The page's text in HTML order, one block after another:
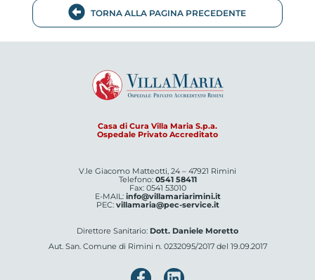
TORNA ALLA PAGINA PRECEDENTE
Casa di Cura Villa Maria S.p.a.
Ospedale Privato Accreditato
V.le Giacomo Matteotti, 24 – 47921 Rimini
Telefono: 0541 58411
Fax: 0541 53010
E-MAIL: info@villamariarimini.it
PEC: villamaria@pec-service.it
Direttore Sanitario: Dott. Daniele Moretto
Aut. San. Comune di Rimini n. 0232095/2017 del 19.09.2017